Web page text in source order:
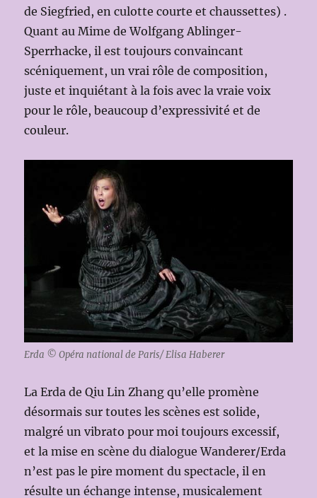
de Siegfried, en culotte courte et chaussettes) .
Quant au Mime de Wolfgang Ablinger-
Sperrhacke, il est toujours convaincant
scéniquement, un vrai rôle de composition,
juste et inquiétant à la fois avec la vraie voix
pour le rôle, beaucoup d’expressivité et de
couleur.
Erda © Opéra national de Paris/ Elisa Haberer
La Erda de Qiu Lin Zhang qu’elle promène
désormais sur toutes les scènes est solide,
malgré un vibrato pour moi toujours excessif,
et la mise en scène du dialogue Wanderer/Erda
n’est pas le pire moment du spectacle, il en
résulte un échange intense, musicalement